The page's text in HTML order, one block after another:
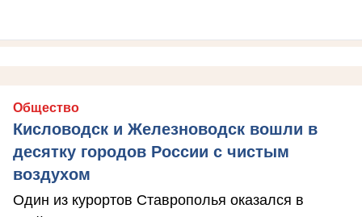
Общество
Кисловодск и Железноводск вошли в
десятку городов России с чистым
воздухом
Один из курортов Ставрополья оказался в